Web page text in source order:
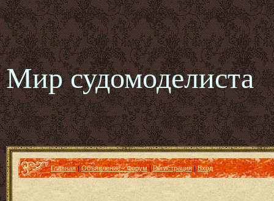
Мир судомоделиста
Главная|Объявление - Форум|Регистрация|Вход